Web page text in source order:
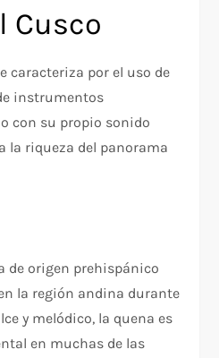
Cusco
caracteriza por el uso de
instrumentos
con su propio sonido
la riqueza del panorama
de origen prehispánico
la región andina durante
y melódico, la quena es
en muchas de las